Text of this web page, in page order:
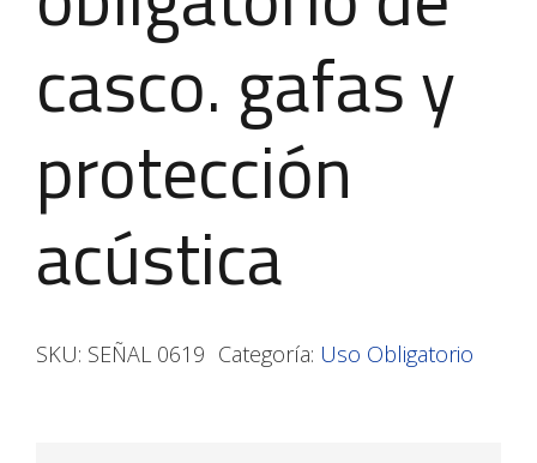
casco. gafas y
protección
acústica
SKU: SEÑAL 0619 Categoría: Uso Obligatorio